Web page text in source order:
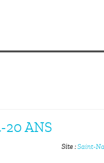
20 ANS
Site Saint-